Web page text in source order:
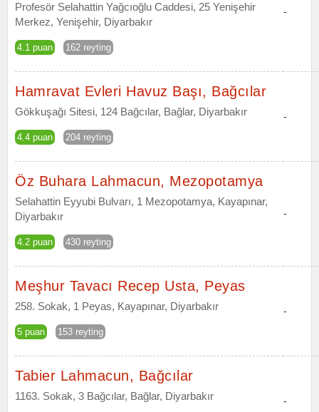
Profesör Selahattin Yağcıoğlu Caddesi, 25 Yenişehir
Merkez, Yenişehir, Diyarbakır
4.1 puan 162 reyting
-
Hamravat Evleri Havuz Başı, Bağcılar
Gökkuşağı Sitesi, 124 Bağcılar, Bağlar, Diyarbakır
4.4 puan 204 reyting
-
Öz Buhara Lahmacun, Mezopotamya
Selahattin Eyyubi Bulvarı, 1 Mezopotamya, Kayapınar,
Diyarbakır
4.2 puan 430 reyting
-
Meşhur Tavacı Recep Usta, Peyas
258. Sokak, 1 Peyas, Kayapınar, Diyarbakır
5 puan 153 reyting
-
Tabier Lahmacun, Bağcılar
1163. Sokak, 3 Bağcılar, Bağlar, Diyarbakır -